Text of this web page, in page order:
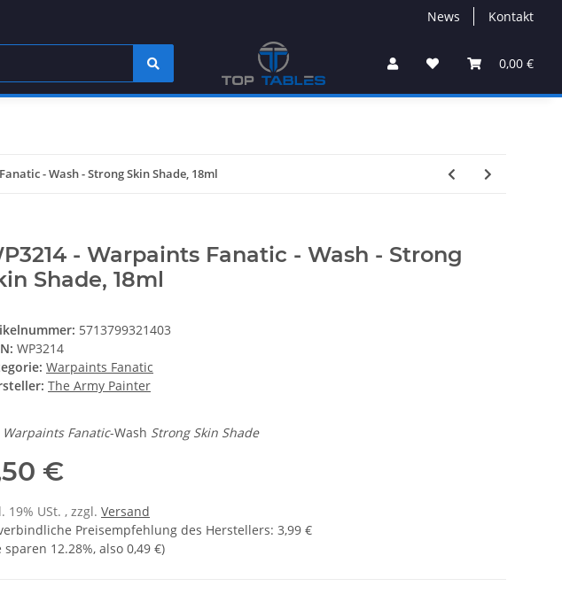
News Kontakt
0,00 €
- Wash - Strong Skin Shade, 18ml
- Warpaints Fanatic - Wash - Strong
Shade, 18ml
5713799321403
WP3214
Warpaints Fanatic
The Army Painter
Warpaints Fanatic-Wash Strong Skin Shade
€
19% USt. , zzgl. Versand
Preisempfehlung des Herstellers: 3,99 €
sparen 12.28%, also 0,49 €)